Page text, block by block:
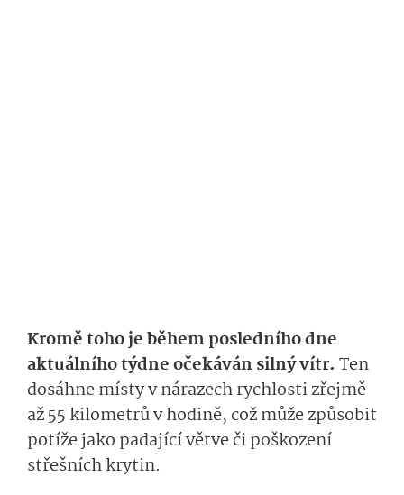
Kromě toho je během posledního dne
aktuálního týdne očekáván silný vítr. Ten
dosáhne místy v nárazech rychlosti zřejmě
až 55 kilometrů v hodině, což může způsobit
potíže jako padající větve či poškození
střešních krytin.